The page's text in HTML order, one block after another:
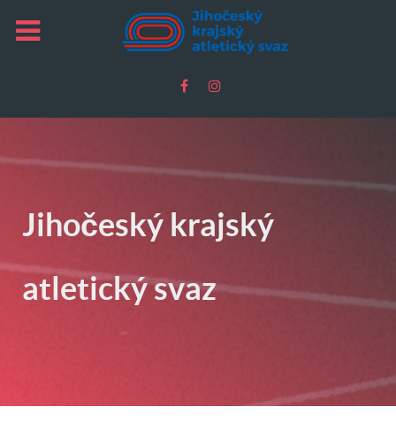
Jihočeský krajský
atletický svaz